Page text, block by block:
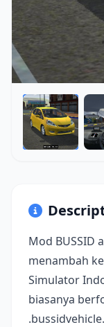
Mod BUSSID
menambah
Simulator
biasanya